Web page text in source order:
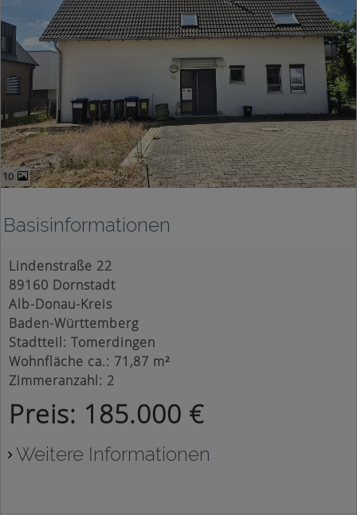
10
Basisinformationen
Lindenstraße 22
89160 Dornstadt
Alb-Donau-Kreis
Baden-Württemberg
Stadtteil: Tomerdingen
Preis: 185.000 €
Wohnfläche ca.: 71,87 m²
Zimmeranzahl: 2
Weitere Informationen